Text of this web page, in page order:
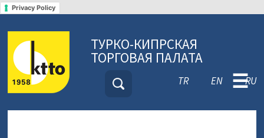
Privacy Policy
ТУРКО-КИПРСКАЯ
ТОРГОВАЯ ПАЛАТА
TR EN RU
☰